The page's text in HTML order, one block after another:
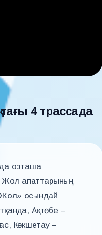
4 трассада
орташа
апаттарының
осындай
Ақтөбе –
Көкшетау –